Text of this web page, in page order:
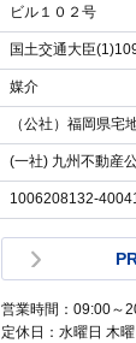
ビル１０２号
国土交通大臣
媒介
（公社）福岡県宅
(一社) 九州不動産
1006208132-
営業時間：09:00～
定休日：水曜日 木